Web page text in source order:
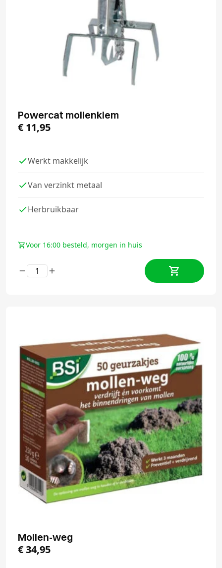
Powercat mollenklem
€ 11,95
Werkt makkelijk
Van verzinkt metaal
Herbruikbaar
Voor 16:00 besteld, morgen in huis
Mollen-weg
€34,95